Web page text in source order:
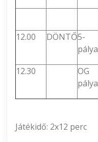
12.00 DÖNTŐ5-
pálya
12.30
OG
pálya
Játékidő: 2x12 perc